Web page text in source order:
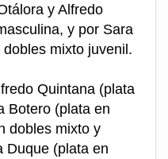
y Alfredo
y por Sara
mixto juvenil.
Quintana (plata
Botero (plata en
dobles mixto y
Duque (plata en